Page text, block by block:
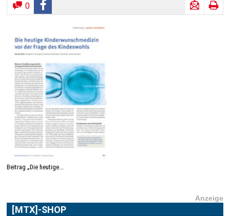
0
Beitrag „Die heutige...
Anzeige
[MTX]-SHOP